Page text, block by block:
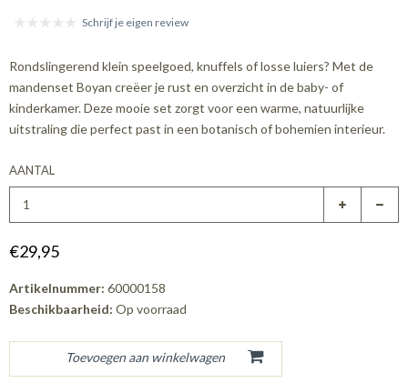
Schrijf je eigen review
Rondslingerend klein speelgoed, knuffels of losse luiers? Met de
mandenset Boyan creëer je rust en overzicht in de baby- of
kinderkamer. Deze mooie set zorgt voor een warme, natuurlijke
uitstraling die perfect past in een botanisch of bohemien interieur.
AANTAL
€29,95
Artikelnummer: 60000158
Beschikbaarheid: Op voorraad